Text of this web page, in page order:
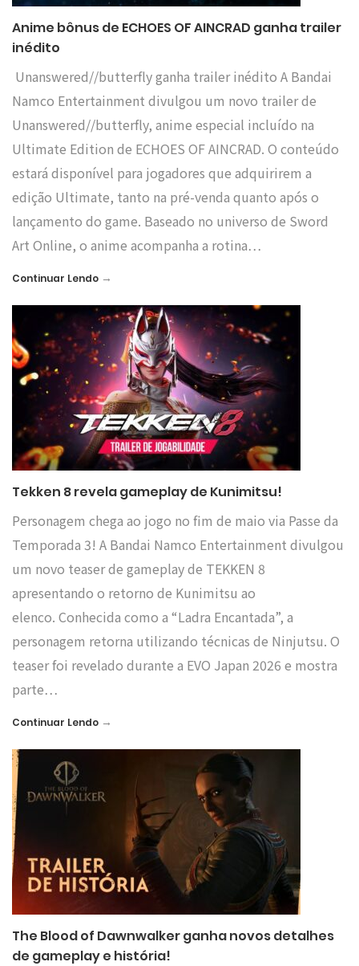
Anime bônus de ECHOES OF AINCRAD ganha trailer
inédito
Unanswered//butterfly ganha trailer inédito A Bandai
Namco Entertainment divulgou um novo trailer de
Unanswered//butterfly, anime especial incluído na
Ultimate Edition de ECHOES OF AINCRAD. O conteúdo
estará disponível para jogadores que adquirirem a
edição Ultimate, tanto na pré-venda quanto após o
lançamento do game. Baseado no universo de Sword
Art Online, o anime acompanha a rotina…
Continuar Lendo →
Tekken 8 revela gameplay de Kunimitsu!
Personagem chega ao jogo no fim de maio via Passe da
Temporada 3! A Bandai Namco Entertainment divulgou
um novo teaser de gameplay de TEKKEN 8
apresentando o retorno de Kunimitsu ao
elenco. Conhecida como a “Ladra Encantada”, a
personagem retorna utilizando técnicas de Ninjutsu. O
teaser foi revelado durante a EVO Japan 2026 e mostra
parte…
Continuar Lendo →
The Blood of Dawnwalker ganha novos detalhes
de gameplay e história!